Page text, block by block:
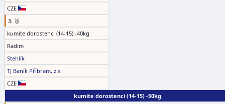
CZE
3. 🥉
kumite dorostenci (14-15) -40kg
Radim
Stehlík
TJ Baník Příbram, z.s.
CZE
kumite dorostenci (14-15) -50kg